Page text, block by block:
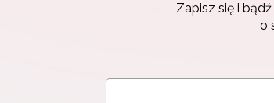
Zapisz się i
o